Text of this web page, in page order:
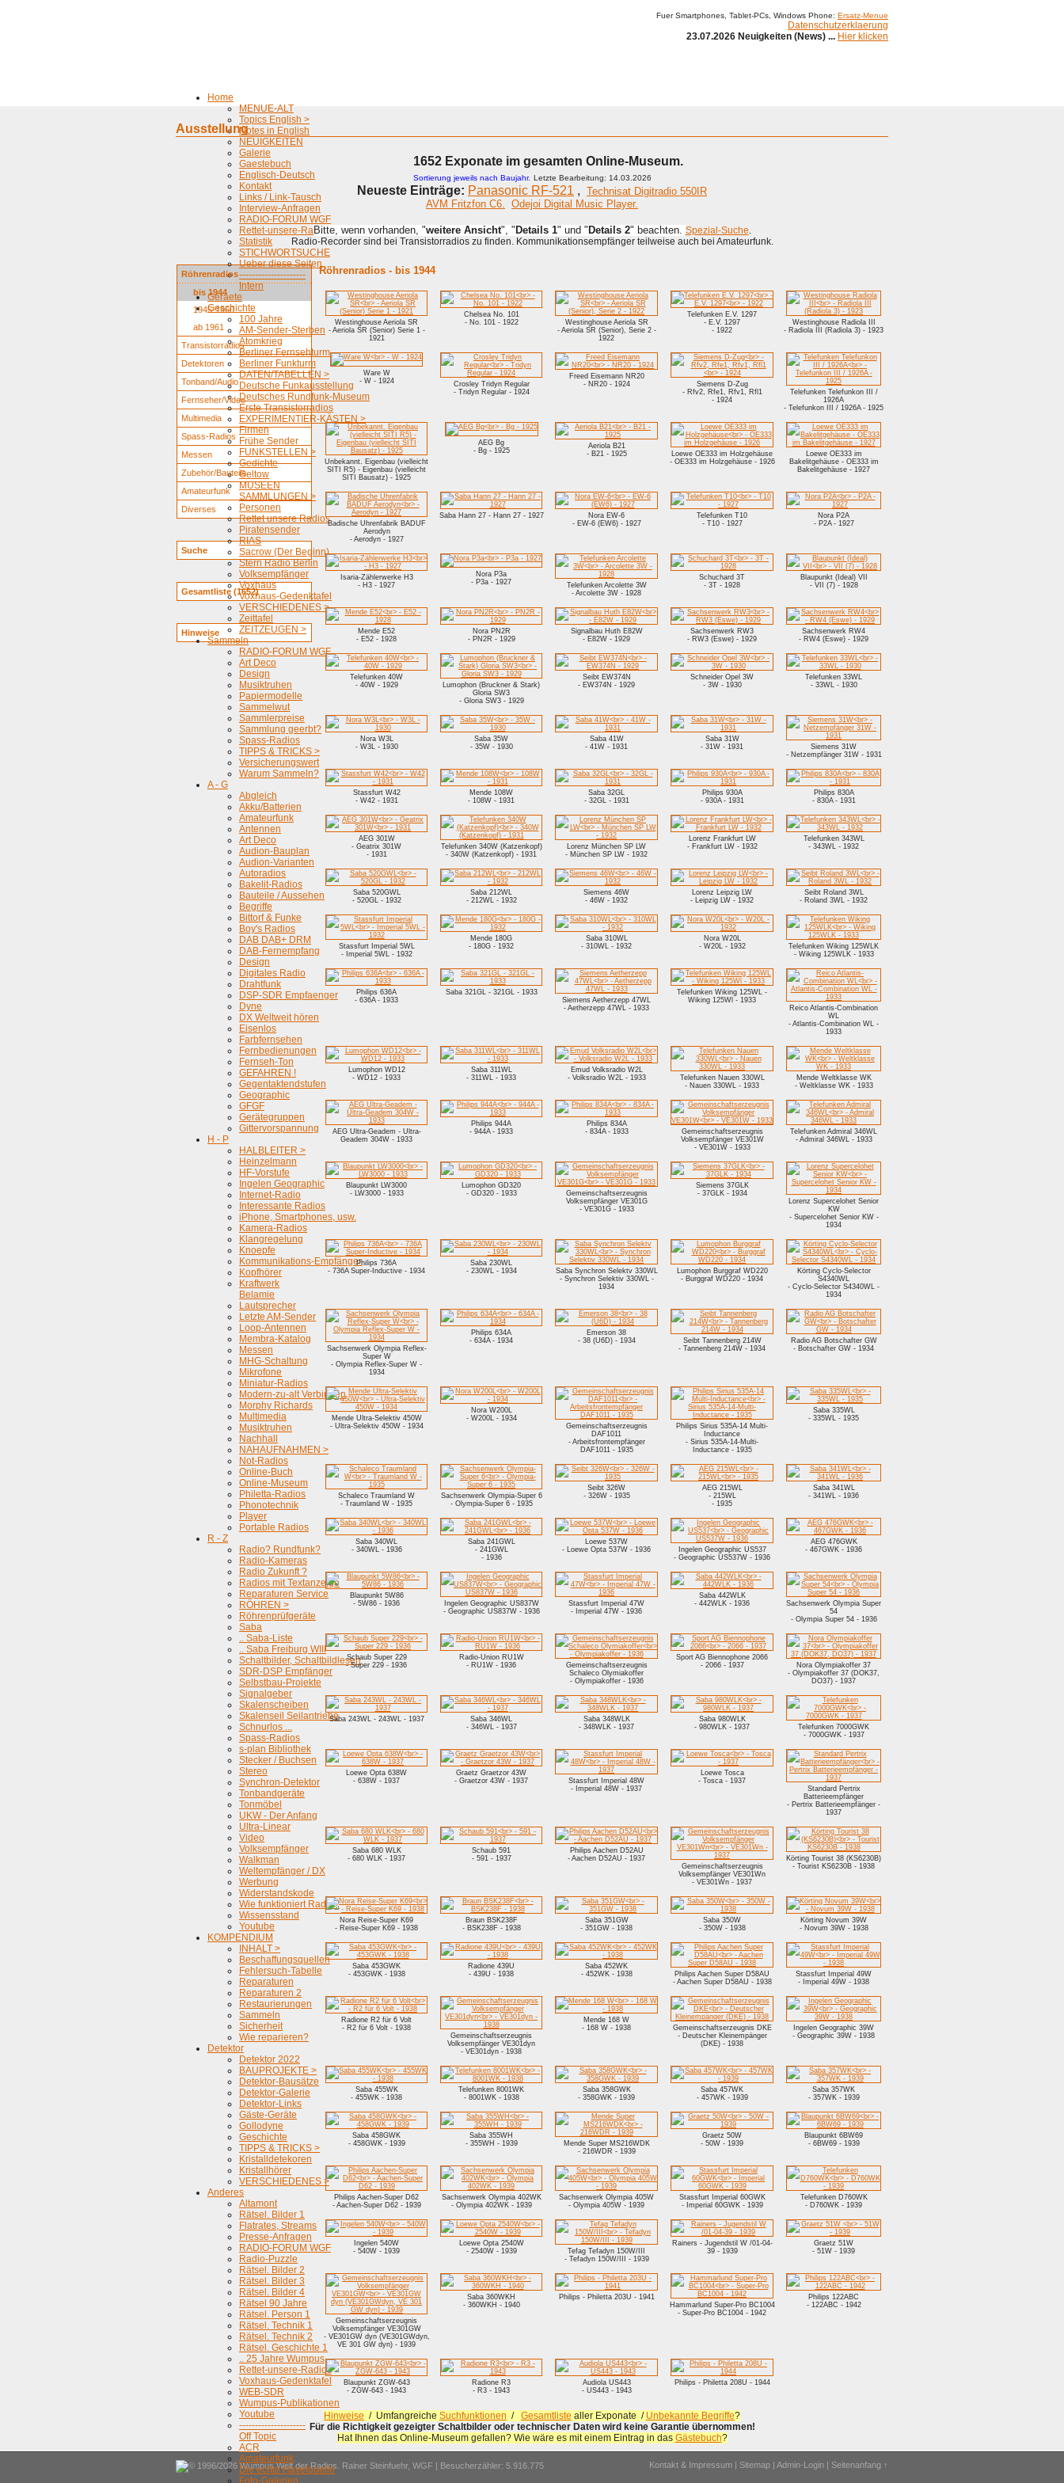
Fuer Smartphones, Tablet-PCs, Windows Phone: Ersatz-Menue
Datenschutzerklaerung
23.07.2026 Neuigkeiten (News) ... Hier klicken
Home
MENUE-ALT
Topics English >
Notes in English
NEUIGKEITEN
Galerie
Gaestebuch
Englisch-Deutsch
Kontakt
Links / Link-Tausch
Interview-Anfragen
RADIO-FORUM WGF
Rettet-unsere-Radios
Statistik
STICHWORTSUCHE
Ueber diese Seiten
---------------------
Intern
Geraete
Geschichte
100 Jahre
AM-Sender-Sterben
Atomkrieg
Berliner Fernsehturm
Berliner Funkturm
DATEN/TABELLEN >
Deutsche Funkausstellung
Deutsches Rundfunk-Museum
Erste Transistorradios
EXPERIMENTIER-KÄSTEN >
Firmen
Frühe Sender
FUNKSTELLEN >
Gedichte
Geltow
MUSEEN
SAMMLUNGEN >
Personen
Rettet unsere Radios
Piratensender
RIAS
Sacrow (Der Beginn)
Stern Radio Berlin
Volksempfänger
Voxhaus
Voxhaus-Gedenktafel
VERSCHIEDENES >
Zeittafel
ZEITZEUGEN >
Sammeln
RADIO-FORUM WGF
Art Deco
Design
Musiktruhen
Papiermodelle
Sammelwut
Sammlerpreise
Sammlung geerbt?
Spass-Radios
TIPPS & TRICKS >
Versicherungswert
Warum Sammeln?
A - G
Abgleich
Akku/Batterien
Amateurfunk
Antennen
Art Deco
Audion-Bauplan
Audion-Varianten
Autoradios
Bakelit-Radios
Bauteile / Aussehen
Begriffe
Bittorf & Funke
Boy's Radios
DAB DAB+ DRM
DAB-Fernempfang
Design
Digitales Radio
Drahtfunk
DSP-SDR Empfaenger
Dyne
DX Weltweit hören
Eisenlos
Farbfernsehen
Fernbedienungen
Fernseh-Ton
GEFAHREN !
Gegentaktendstufen
Geographic
GFGF
Gerätegruppen
Gittervorspannung
H - P
HALBLEITER >
Heinzelmann
HF-Vorstufe
Ingelen Geographic
Internet-Radio
Interessante Radios
iPhone, Smartphones, usw.
Kamera-Radios
Klangregelung
Knoepfe
Kommunikations-Empfänger
Kopfhörer
Kraftwerk
Belamie
Lautsprecher
Letzte AM-Sender
Loop-Antennen
Membra-Katalog
Messen
MHG-Schaltung
Mikrofone
Miniatur-Radios
Modern-zu-alt Verbinden
Morphy Richards
Multimedia
Musiktruhen
Nachhall
NAHAUFNAHMEN >
Not-Radios
Online-Buch
Online-Museum
Philetta-Radios
Phonotechnik
Player
Portable Radios
R - Z
Radio? Rundfunk?
Radio-Kameras
Radio Zukunft ?
Radios mit Textanzeige
Reparaturen Service
RÖHREN >
Röhrenprüfgeräte
Saba
.. Saba-Liste
.. Saba Freiburg WIII
Schaltbilder, Schaltbildlesen
SDR-DSP Empfänger
Selbstbau-Projekte
Signalgeber
Skalenscheiben
Skalenseil Seilantriebe
Schnurlos ...
Spass-Radios
s-plan Bibliothek
Stecker / Buchsen
Stereo
Synchron-Detektor
Tonbandgeräte
Tonmöbel
UKW - Der Anfang
Ultra-Linear
Video
Volksempfänger
Walkman
Weltempfänger / DX
Werbung
Widerstandskode
Wie funktioniert Radio?
Wissensstand
Youtube
KOMPENDIUM
INHALT >
Beschaffungsquellen
Fehlersuch-Tabelle
Reparaturen
Reparaturen 2
Restaurierungen
Sammeln
Sicherheit
Wie reparieren?
Detektor
Detektor 2022
BAUPROJEKTE >
Detektor-Bausätze
Detektor-Galerie
Detektor-Links
Gäste-Geräte
Gollodyne
Geschichte
TIPPS & TRICKS >
Kristalldetekoren
Kristallhörer
VERSCHIEDENES >
Anderes
Altamont
Rätsel. Bilder 1
Flatrates, Streams
Presse-Anfragen
RADIO-FORUM WGF
Radio-Puzzle
Rätsel. Bilder 2
Rätsel. Bilder 3
Rätsel. Bilder 4
Rätsel 90 Jahre
Rätsel. Person 1
Rätsel. Technik 1
Rätsel. Technik 2
Rätsel. Geschichte 1
.. 25 Jahre Wumpus
Rettet-unsere-Radios
Voxhaus-Gedenktafel
WEB-SDR
Wumpus-Publikationen
Youtube
---------------------
Off Topic
ACR
Amateurfunk
Die echte Havelquelle
Foto-Galerien
Ausstellung
1652 Exponate im gesamten Online-Museum.
Sortierung jeweils nach Baujahr. Letzte Bearbeitung: 14.03.2026
Neueste Einträge: Panasonic RF-521 , Technisat Digitradio 550IR
AVM Fritzfon C6. Odejoi Digital Music Player.
Bitte, wenn vorhanden, "weitere Ansicht", " Details 1" und " Details 2" beachten. Spezial-Suche.
Radio-Recorder sind bei Transistorradios zu finden. Kommunikationsempfänger teilweise auch bei Amateurfunk.
Röhrenradios
bis 1944
1945-1960
ab 1961
Transistorradios
Detektoren
Tonband/Audio
Fernseher/Video
Multimedia
Spass-Radios
Messen
Zubehör/Bauteile
Amateurfunk
Diverses
Suche
Gesamtliste (1652)
Hinweise
Röhrenradios - bis 1944
Westinghouse Aeriola SR
- Aeriola SR (Senior) Serie 1 -
1921
Chelsea No. 101
- No. 101 - 1922
Westinghouse Aeriola SR
- Aeriola SR (Senior), Serie 2 -
1922
Telefunken E.V. 1297
- E.V. 1297
- 1922
Westinghouse Radiola III
- Radiola III (Radiola 3) - 1923
Ware W
- W - 1924
Crosley Tridyn Regular
- Tridyn Regular - 1924
Freed Eisemann NR20
- NR20 - 1924
Siemens D-Zug
- Rfv2, Rfe1, Rfv1, Rfl1
- 1924
Telefunken Telefunkon III /
1926A
- Telefunkon III / 1926A - 1925
Unbekannt. Eigenbau (vielleicht
SITI R5) - Eigenbau (vielleicht
SITI Bausatz) - 1925
AEG Bg
- Bg - 1925
Aeriola B21
- B21 - 1925
Loewe OE333 im Holzgehäuse
- OE333 im Holzgehäuse - 1926
Loewe OE333 im
Bakelitgehäuse - OE333 im
Bakelitgehäuse - 1927
Badische Uhrenfabrik BADUF
Aerodyn
- Aerodyn - 1927
Saba Hann 27 - Hann 27 - 1927
Nora EW-6
- EW-6 (EW6) - 1927
Telefunken T10
- T10 - 1927
Nora P2A
- P2A - 1927
Isaria-Zählerwerke H3
- H3 - 1927
Nora P3a
- P3a - 1927
Telefunken Arcolette 3W
- Arcolette 3W - 1928
Schuchard 3T
- 3T - 1928
Blaupunkt (Ideal) VII
- VII (7) - 1928
Mende E52
- E52 - 1928
Nora PN2R
- PN2R - 1929
Signalbau Huth E82W
- E82W - 1929
Sachsenwerk RW3
- RW3 (Eswe) - 1929
Sachsenwerk RW4
- RW4 (Eswe) - 1929
Telefunken 40W
- 40W - 1929
Lumophon (Bruckner & Stark)
Gloria SW3
- Gloria SW3 - 1929
Seibt EW374N
- EW374N - 1929
Schneider Opel 3W
- 3W - 1930
Telefunken 33WL
- 33WL - 1930
Nora W3L
- W3L - 1930
Saba 35W
- 35W - 1930
Saba 41W
- 41W - 1931
Saba 31W
- 31W - 1931
Siemens 31W
- Netzempfänger 31W - 1931
Stassfurt W42
- W42 - 1931
Mende 108W
- 108W - 1931
Saba 32GL
- 32GL - 1931
Philips 930A
- 930A - 1931
Philips 830A
- 830A - 1931
AEG 301W
- Geatrix 301W
- 1931
Telefunken 340W (Katzenkopf)
- 340W (Katzenkopf) - 1931
Lorenz München SP LW
- München SP LW - 1932
Lorenz Frankfurt LW
- Frankfurt LW - 1932
Telefunken 343WL
- 343WL - 1932
Saba 520GWL
- 520GL - 1932
Saba 212WL
- 212WL - 1932
Siemens 46W
- 46W - 1932
Lorenz Leipzig LW
- Leipzig LW - 1932
Seibt Roland 3WL
- Roland 3WL - 1932
Stassfurt Imperial 5WL
- Imperial 5WL - 1932
Mende 180G
- 180G - 1932
Saba 310WL
- 310WL - 1932
Nora W20L
- W20L - 1932
Telefunken Wiking 125WLK
- Wiking 125WLK - 1933
Philips 636A
- 636A - 1933
Saba 321GL - 321GL - 1933
Siemens Aetherzepp 47WL
- Aetherzepp 47WL - 1933
Telefunken Wiking 125WL -
Wiking 125Wl - 1933
Reico Atlantis-Combination
WL
- Atlantis-Combination WL -
1933
Lumophon WD12
- WD12 - 1933
Saba 311WL
- 311WL - 1933
Emud Volksradio W2L
- Volksradio W2L - 1933
Telefunken Nauen 330WL
- Nauen 330WL - 1933
Mende Weltklasse WK
- Weltklasse WK - 1933
AEG Ultra-Geadem - Ultra-
Geadem 304W - 1933
Philips 944A
- 944A - 1933
Philips 834A
- 834A - 1933
Gemeinschaftserzeugnis
Volksempfänger VE301W
- VE301W - 1933
Telefunken Admiral 346WL
- Admiral 346WL - 1933
Blaupunkt LW3000
- LW3000 - 1933
Lumophon GD320
- GD320 - 1933
Gemeinschaftserzeugnis
Volksempfänger VE301G
- VE301G - 1933
Siemens 37GLK
- 37GLK - 1934
Lorenz Supercelohet Senior
KW
- Supercelohet Senior KW -
1934
Philips 736A
- 736A Super-Inductive - 1934
Saba 230WL
- 230WL - 1934
Saba Synchron Selektv 330WL
- Synchron Selektiv 330WL -
1934
Lumophon Burggraf WD220
- Burggraf WD220 - 1934
Körting Cyclo-Selector
S4340WL
- Cyclo-Selector S4340WL -
1934
Sachsenwerk Olympia Reflex-
Super W
- Olympia Reflex-Super W -
1934
Philips 634A
- 634A - 1934
Emerson 38
- 38 (U6D) - 1934
Seibt Tannenberg 214W
- Tannenberg 214W - 1934
Radio AG Botschafter GW
- Botschafter GW - 1934
Mende Ultra-Selektiv 450W
- Ultra-Selektiv 450W - 1934
Nora W200L
- W200L - 1934
Gemeinschaftserzeugnis
DAF1011
- Arbeitsfrontempfänger
DAF1011 - 1935
Philips Sirius 535A-14 Multi-
Inductance
- Sirius 535A-14-Multi-
Inductance - 1935
Saba 335WL
- 335WL - 1935
Schaleco Traumland W
- Traumland W - 1935
Sachsenwerk Olympia-Super 6
- Olympia-Super 6 - 1935
Seibt 326W
- 326W - 1935
AEG 215WL
- 215WL
- 1935
Saba 341WL
- 341WL - 1936
Saba 340WL
- 340WL - 1936
Saba 241GWL
- 241GWL
- 1936
Loewe 537W
- Loewe Opta 537W - 1936
Ingelen Geographic US537
- Geographic US537W - 1936
AEG 476GWK
- 467GWK - 1936
Blaupunkt 5W86
- 5W86 - 1936
Ingelen Geographic US837W
- Geographic US837W - 1936
Stassfurt Imperial 47W
- Imperial 47W - 1936
Saba 442WLK
- 442WLK - 1936
Sachsenwerk Olympia Super
54
- Olympia Super 54 - 1936
Schaub Super 229
- Super 229 - 1936
Radio-Union RU1W
- RU1W - 1936
Gemeinschaftserzeugnis
Schaleco Olymiakoffer
- Olympiakoffer - 1936
Sport AG Biennophone 2066
- 2066 - 1937
Nora Olympiakoffer 37
- Olympiakoffer 37 (DOK37,
DO37) - 1937
Saba 243WL - 243WL - 1937
Saba 346WL
- 346WL - 1937
Saba 348WLK
- 348WLK - 1937
Saba 980WLK
- 980WLK - 1937
Telefunken 7000GWK
- 7000GWK - 1937
Loewe Opta 638W
- 638W - 1937
Graetz Graetzor 43W
- Graetzor 43W - 1937
Stassfurt Imperial 48W
- Imperial 48W - 1937
Loewe Tosca
- Tosca - 1937
Standard Pertrix
Batterieempfänger
- Pertrix Batterieempfänger -
1937
Saba 680 WLK
- 680 WLK - 1937
Schaub 591
- 591 - 1937
Philips Aachen D52AU
- Aachen D52AU - 1937
Gemeinschaftserzeugnis
Volksempfänger VE301Wn
- VE301Wn - 1937
Körting Tourist 38 (KS6230B)
- Tourist KS6230B - 1938
Nora Reise-Super K69
- Reise-Super K69 - 1938
Braun BSK238F
- BSK238F - 1938
Saba 351GW
- 351GW - 1938
Saba 350W
- 350W - 1938
Körting Novum 39W
- Novum 39W - 1938
Saba 453GWK
- 453GWK - 1938
Radione 439U
- 439U - 1938
Saba 452WK
- 452WK - 1938
Philips Aachen Super D58AU
- Aachen Super D58AU - 1938
Stassfurt Imperial 49W
- Imperial 49W - 1938
Radione R2 für 6 Volt
- R2 für 6 Volt - 1938
Gemeinschaftserzeugnis
Volksempfänger VE301dyn
- VE301dyn - 1938
Mende 168 W
- 168 W - 1938
Gemeinschaftserzeugnis DKE
- Deutscher Kleinempänger
(DKE) - 1938
Ingelen Geographic 39W
- Geographic 39W - 1938
Saba 455WK
- 455WK - 1938
Telefunken 8001WK
- 8001WK - 1938
Saba 358GWK
- 358GWK - 1939
Saba 457WK
- 457WK - 1939
Saba 357WK
- 357WK - 1939
Saba 458GWK
- 458GWK - 1939
Saba 355WH
- 355WH - 1939
Mende Super MS216WDK
- 216WDR - 1939
Graetz 50W
- 50W - 1939
Blaupunkt 6BW69
- 6BW69 - 1939
Philips Aachen-Super D62
- Aachen-Super D62 - 1939
Sachsenwerk Olympia 402WK
- Olympia 402WK - 1939
Sachsenwerk Olympia 405W
- Olympia 405W - 1939
Stassfurt Imperial 60GWK
- Imperial 60GWK - 1939
Telefunken D760WK
- D760WK - 1939
Ingelen 540W
- 540W - 1939
Loewe Opta 2540W
- 2540W - 1939
Tefag Tefadyn 150W/III
- Tefadyn 150W/III - 1939
Rainers - Jugendstil W /01-04-
39 - 1939
Graetz 51W
- 51W - 1939
Gemeinschaftserzeugnis
Volksempfänger VE301GW
- VE301GW dyn (VE301GWdyn,
VE 301 GW dyn) - 1939
Saba 360WKH
- 360WKH - 1940
Philips - Philetta 203U - 1941
Hammarlund Super-Pro BC1004
- Super-Pro BC1004 - 1942
Philips 122ABC
- 122ABC - 1942
Blaupunkt ZGW-643
- ZGW-643 - 1943
Radione R3
- R3 - 1943
Audiola US443
- US443 - 1943
Philips - Philetta 208U - 1944
Hinweise / Umfangreiche Suchfunktionen / Gesamtliste aller Exponate / Unbekannte Begriffe?
Für die Richtigkeit gezeigter Schaltbilder oder technischer Daten wird keine Garantie übernommen!
Hat Ihnen das Online-Museum gefallen? Wie wäre es mit einem Eintrag in das Gästebuch?
© 1996/2026 Wumpus Welt der Radios. Rainer Steinfuehr, WGF | Besucherzähler: 5.916.775 Kontakt & Impressum | Sitemap | Admin-Login | Seitenanfang ↑